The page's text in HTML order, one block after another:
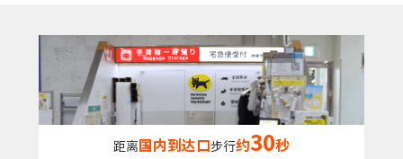
距离国内到达口步行约30秒